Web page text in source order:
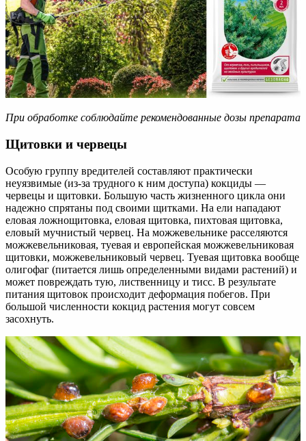
При обработке соблюдайте рекомендованные дозы препарата
Щитовки и червецы
Особую группу вредителей составляют практически
неуязвимые (из-за трудного к ним доступа) кокциды —
червецы и щитовки. Большую часть жизненного цикла они
надежно спрятаны под своими щитками. На ели нападают
еловая ложнощитовка, еловая щитовка, пихтовая щитовка,
еловый мучнистый червец. На можжевельнике расселяются
можжевельниковая, туевая и европейская можжевельниковая
щитовки, можжевельниковый червец. Туевая щитовка вообще
олигофаг (питается лишь определенными видами растений) и
может повреждать тую, лиственницу и тисс. В результате
питания щитовок происходит деформация побегов. При
большой численности кокцид растения могут совсем
засохнуть.